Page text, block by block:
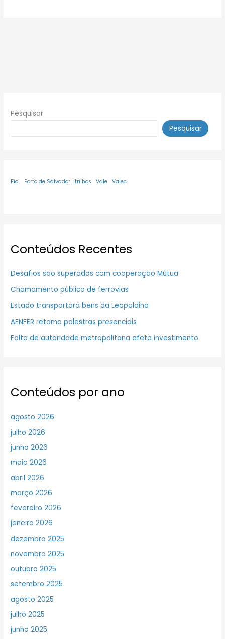
Pesquisar
Pesquisar
Fiol Porto de Salvador trilhos Vale Valec
Conteúdos Recentes
Desafios são superados com cooperação Mútua
Chamamento público de ferrovias
Estado transportará bens da Leopoldina
AENFER retoma palestras presenciais
Falta de autoridade metropolitana afeta investimento
Conteúdos por ano
agosto 2026
julho 2026
junho 2026
maio 2026
abril 2026
março 2026
fevereiro 2026
janeiro 2026
dezembro 2025
novembro 2025
outubro 2025
setembro 2025
agosto 2025
julho 2025
junho 2025